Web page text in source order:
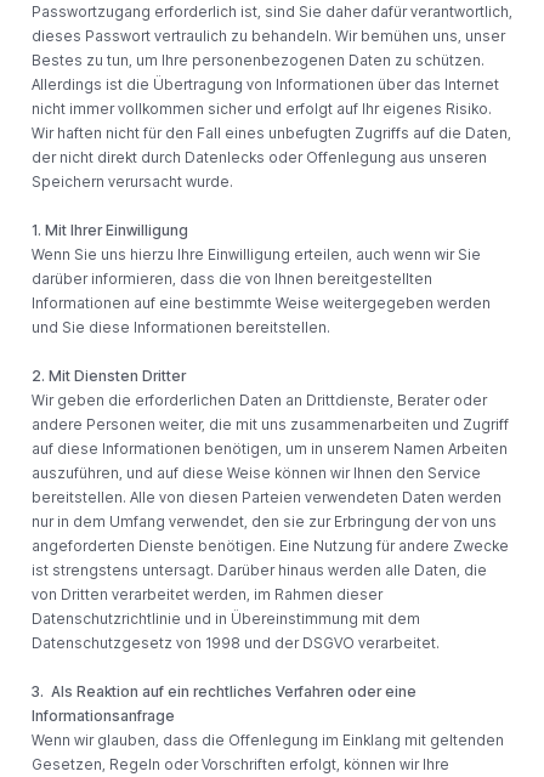
Passwortzugang erforderlich ist, sind Sie daher dafür verantwortlich,
dieses Passwort vertraulich zu behandeln. Wir bemühen uns, unser
Bestes zu tun, um Ihre personenbezogenen Daten zu schützen.
Allerdings ist die Übertragung von Informationen über das Internet
nicht immer vollkommen sicher und erfolgt auf Ihr eigenes Risiko.
Wir haften nicht für den Fall eines unbefugten Zugriffs auf die Daten,
der nicht direkt durch Datenlecks oder Offenlegung aus unseren
Speichern verursacht wurde.
1. Mit Ihrer Einwilligung
Wenn Sie uns hierzu Ihre Einwilligung erteilen, auch wenn wir Sie
darüber informieren, dass die von Ihnen bereitgestellten
Informationen auf eine bestimmte Weise weitergegeben werden
und Sie diese Informationen bereitstellen.
2. Mit Diensten Dritter
Wir geben die erforderlichen Daten an Drittdienste, Berater oder
andere Personen weiter, die mit uns zusammenarbeiten und Zugriff
auf diese Informationen benötigen, um in unserem Namen Arbeiten
auszuführen, und auf diese Weise können wir Ihnen den Service
bereitstellen. Alle von diesen Parteien verwendeten Daten werden
nur in dem Umfang verwendet, den sie zur Erbringung der von uns
angeforderten Dienste benötigen. Eine Nutzung für andere Zwecke
ist strengstens untersagt. Darüber hinaus werden alle Daten, die
von Dritten verarbeitet werden, im Rahmen dieser
Datenschutzrichtlinie und in Übereinstimmung mit dem
Datenschutzgesetz von 1998 und der DSGVO verarbeitet.
3. Als Reaktion auf ein rechtliches Verfahren oder eine
Informationsanfrage
Wenn wir glauben, dass die Offenlegung im Einklang mit geltenden
Gesetzen, Regeln oder Vorschriften erfolgt, können wir Ihre